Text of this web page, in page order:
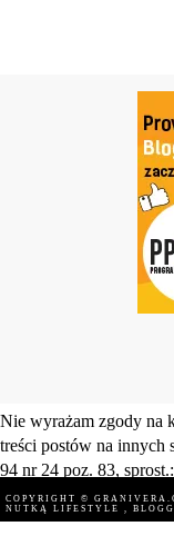
Nie wyrażam zgody na
treści postów na innych
94 nr 24 poz. 83,
COPYRIGHT ©
NUTKĄ LIFESTYLE
,